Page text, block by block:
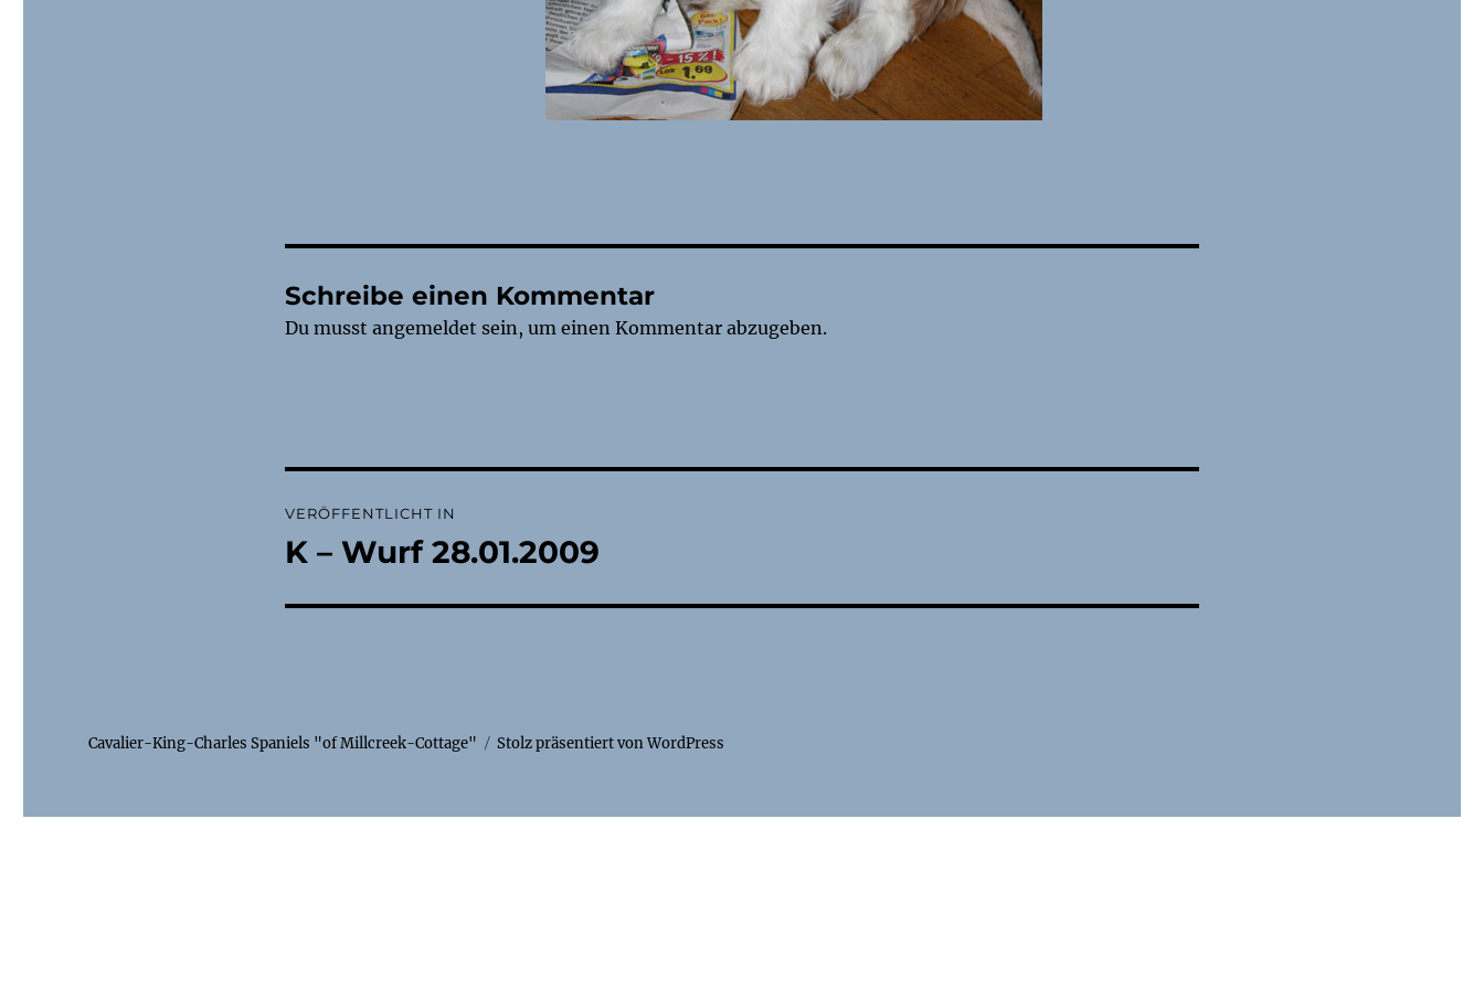
Schreibe einen Kommentar
Du musst angemeldet sein, um einen Kommentar abzugeben.
VERÖFFENTLICHT IN
K – Wurf 28.01.2009
Cavalier-King-Charles Spaniels "of Millcreek-Cottage" Stolz präsentiert von WordPress